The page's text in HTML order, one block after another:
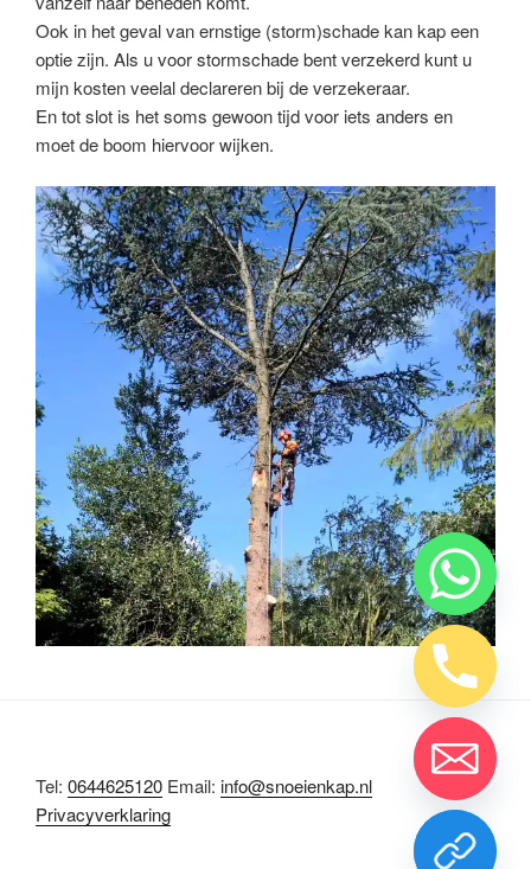
Ook in het geval van ernstige (storm)schade kan kap een
optie zijn. Als u voor stormschade bent verzekerd kunt u
mijn kosten veelal declareren bij de verzekeraar.
En tot slot is het soms gewoon tijd voor iets anders en
moet de boom hiervoor wijken.
Tel: 0644625120 Email: info@snoeienkap.nl
Privacyverklaring